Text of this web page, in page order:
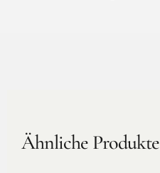
Ähnliche Produkte